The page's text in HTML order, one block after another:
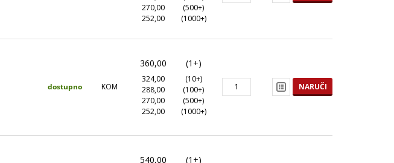
270,00
(500+)
252,00
(1000+)
dostupno KOM
360,00 (1+)
324,00
(10+)
288,00
(100+)
270,00
(500+)
252,00
(1000+)
NARUČI
540,00 (1+)